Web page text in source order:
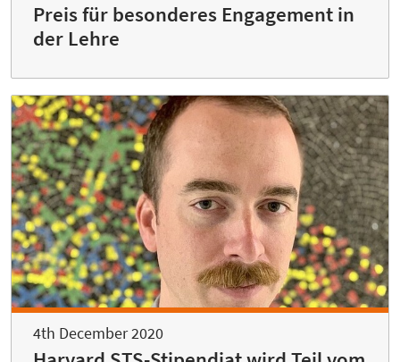
Preis für besonderes Engagement in
der Lehre
4th December 2020